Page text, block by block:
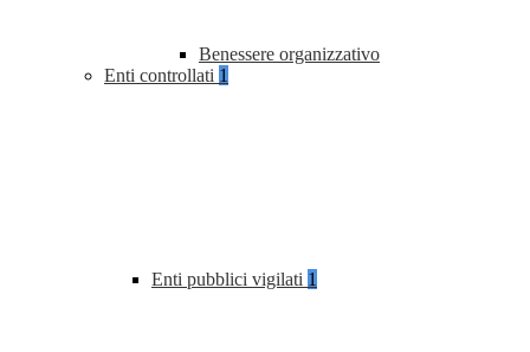
Benessere organizzativo
Enti controllati 1
Enti pubblici vigilati 1